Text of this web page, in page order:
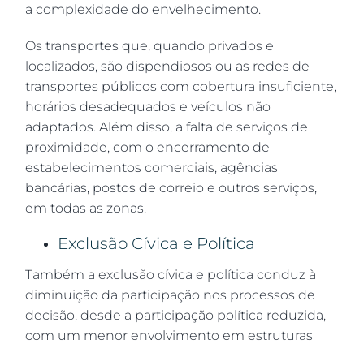
a complexidade do envelhecimento.
Os transportes que, quando privados e
localizados, são dispendiosos ou as redes de
transportes públicos com cobertura insuficiente,
horários desadequados e veículos não
adaptados. Além disso, a falta de serviços de
proximidade, com o encerramento de
estabelecimentos comerciais, agências
bancárias, postos de correio e outros serviços,
em todas as zonas.
Exclusão Cívica e Política
Também a exclusão cívica e política conduz à
diminuição da participação nos processos de
decisão, desde a participação política reduzida,
com um menor envolvimento em estruturas